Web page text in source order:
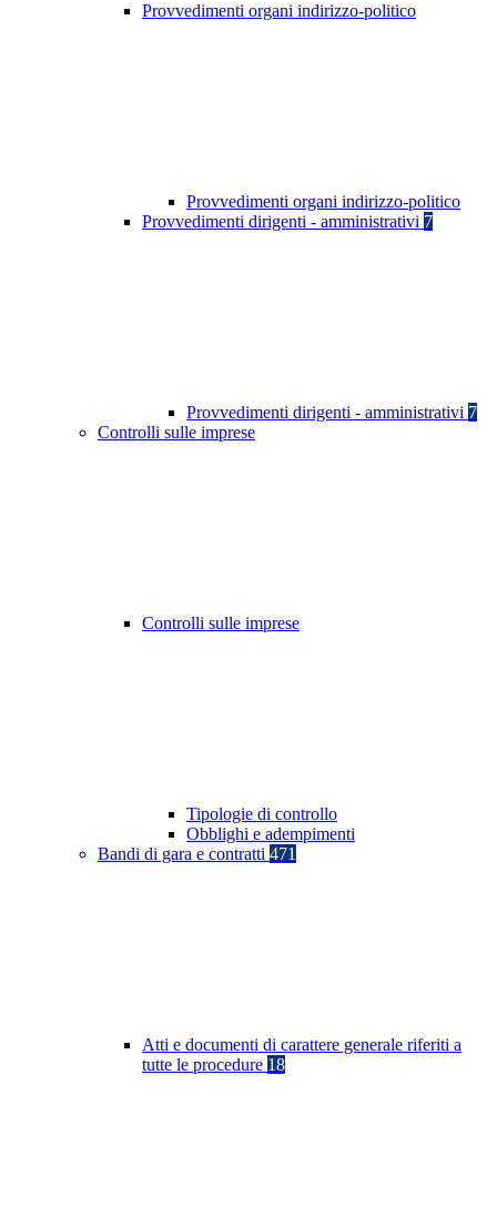
Provvedimenti organi indirizzo-politico
Provvedimenti organi indirizzo-politico
Provvedimenti dirigenti - amministrativi 7
Provvedimenti dirigenti - amministrativi 7
Controlli sulle imprese
Controlli sulle imprese
Tipologie di controllo
Obblighi e adempimenti
Bandi di gara e contratti 471
Atti e documenti di carattere generale riferiti a
tutte le procedure 18